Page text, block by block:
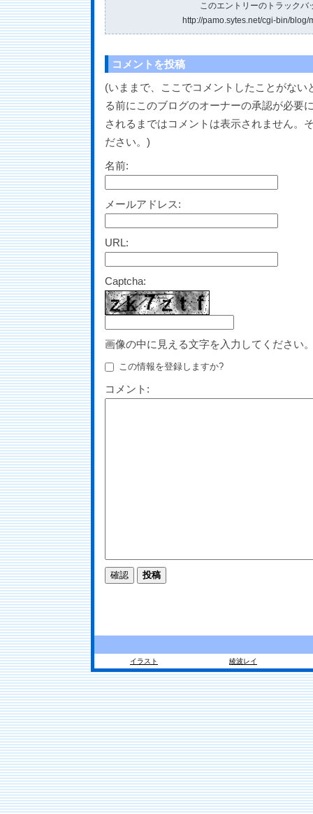
このエントリーのトラックバ
http://pamo.sytes.net/cgi-bin/blog/
コメントを投稿
(いままで、ここでコメントしたことがない
る前にこのブログのオーナーの承認が必要
されるまではコメントは表示されません。
ださい。)
名前:
メールアドレス:
URL:
Captcha:
画像の中に見える文字を入力してください
この情報を登録しますか?
コメント:
イラスト 綾波レイ